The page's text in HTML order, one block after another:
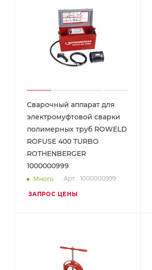
Сварочный аппарат для
электромуфтовой сварки
полимерных труб ROWELD
ROFUSE 400 TURBO
ROTHENBERGER
1000000999
Много Арт. : 1000000999
ЗАПРОС ЦЕНЫ